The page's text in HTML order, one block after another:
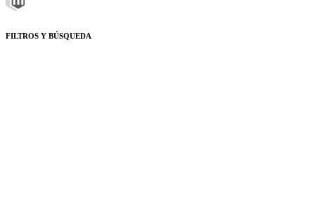
FILTROS Y BÚSQUEDA